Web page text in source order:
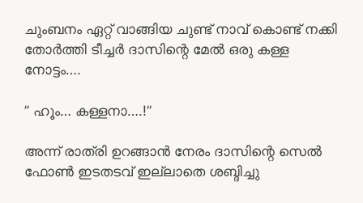
ചുംബനം ഏറ്റ് വാങ്ങിയ ചുണ്ട് നാവ് കൊണ്ട് നക്കി
തോർത്തി ടീച്ചർ ദാസിന്റെ മേൽ ഒരു കള്ള
നോട്ടം….
” ഹൂം… കള്ളനാ….!”
അന്ന് രാത്രി ഉറങ്ങാൻ നേരം ദാസിന്റെ സെൽ
ഫോൺ ഇടതടവ് ഇല്ലാതെ ശബ്ദിച്ചു